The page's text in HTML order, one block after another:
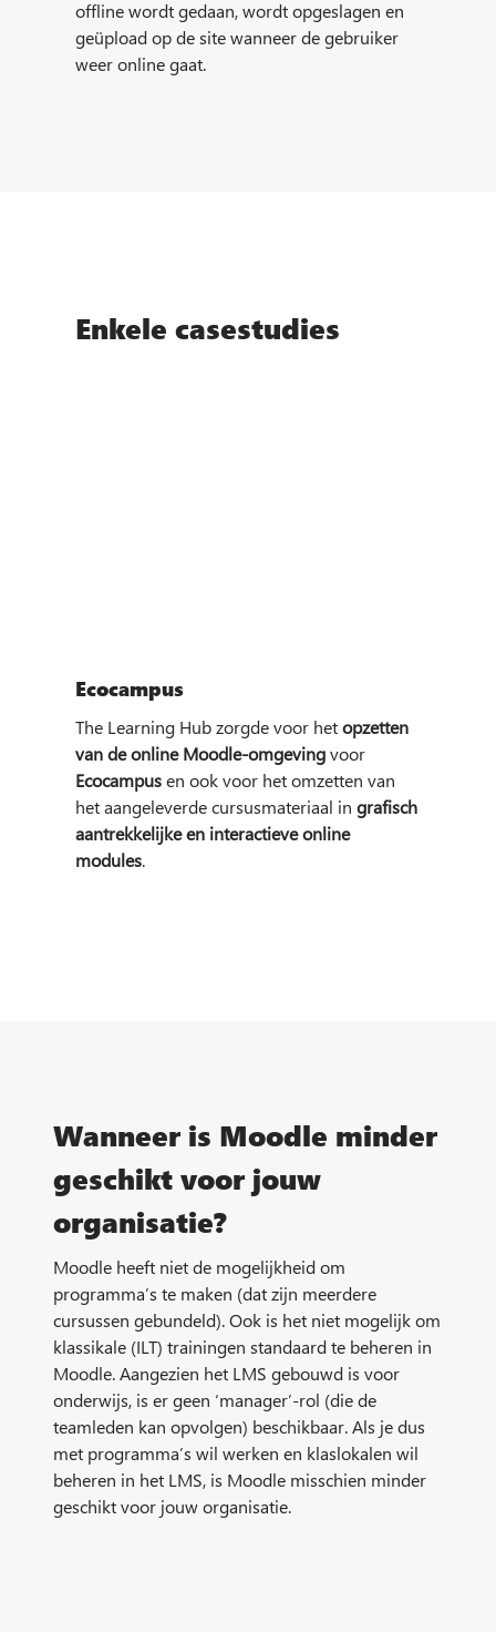
offline wordt gedaan, wordt opgeslagen en
geüpload op de site wanneer de gebruiker
weer online gaat.
Enkele casestudies
Ecocampus
The Learning Hub zorgde voor hetopzetten
van de online Moodle-omgevingvoor
Ecocampusen ook voor het omzetten van
het aangeleverde cursusmateriaal in grafisch
aantrekkelijke en interactieve online
modules.
Wanneer is Moodle minder
geschikt voor jouw
organisatie?
Moodle heeft niet de mogelijkheid om
programma’s te maken (dat zijn meerdere
cursussen gebundeld). Ook is het niet mogelijk om
klassikale (ILT) trainingen standaard te beheren in
Moodle. Aangezien het LMS gebouwd is voor
onderwijs, is er geen ‘manager’-rol (die de
teamleden kan opvolgen) beschikbaar. Als je dus
met programma’s wil werken en klaslokalen wil
beheren in het LMS, is Moodle misschien minder
geschikt voor jouw organisatie.